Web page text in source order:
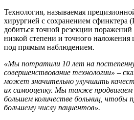
Технология, называемая
хирургией с сохранением сфинктера
добиться точной резекции
низкой степени и точного
под прямым наблюдением.
«Мы потратили 10 лет на
совершенствование технологии» –
может значительно улучшить
их самооценку. Мы также
большем количестве больниц, чтобы
большему числу пациентов».